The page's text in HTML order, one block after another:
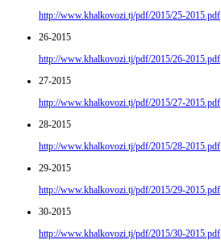
http://www.khalkovozi.tj/pdf/2015/25-2015.pdf
26-2015
http://www.khalkovozi.tj/pdf/2015/26-2015.pdf
27-2015
http://www.khalkovozi.tj/pdf/2015/27-2015.pdf
28-2015
http://www.khalkovozi.tj/pdf/2015/28-2015.pdf
29-2015
http://www.khalkovozi.tj/pdf/2015/29-2015.pdf
30-2015
http://www.khalkovozi.tj/pdf/2015/30-2015.pdf